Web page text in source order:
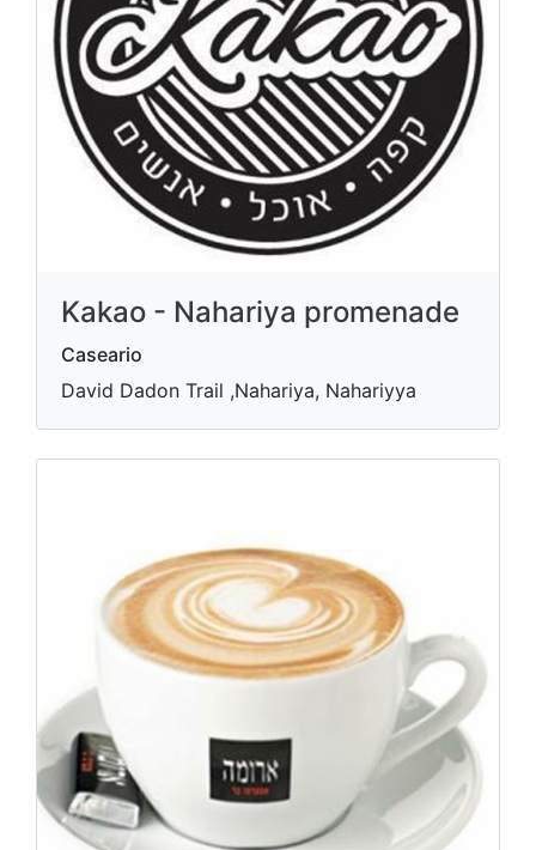
Kakao - Nahariya promenade
Caseario
David Dadon Trail ,Nahariya, Nahariyya